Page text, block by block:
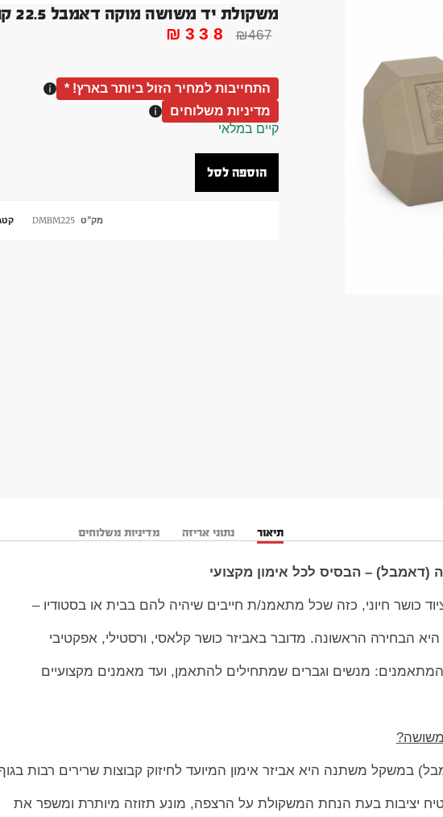
משקולת יד משושה מוקה דאמבל 22.5 קג DUMBBLLE בלעדי !
₪467
₪ 338
התחייבות למחיר הזול ביותר בארץ! *
מדיניות משלוחים
קיים במלאי
הוספה לסל
מק"ט DMBM225
תיאור נתוני אריזה מדיניות משלוחים
(דאמבל) – הבסיס לכל אימון מקצועי
כושר חיוני, כזה שכל מתאמנ/ת חייבים שיהיה להם בבית או בסטודיו –
הבחירה הראשונה. מדובר באביזר כושר קלאסי, ורסטילי, אפקטיבי
מנשים וגברים שמתחילים להתאמן, ועד מאמנים מקצועיים
במשקל משתנה היא אביזר אימון המיועד לחיזוק קבוצות שרירים רבות
יציבות בעת הנחת המשקולת על הרצפה, מונע תזוזה מיותרת ומשפר את